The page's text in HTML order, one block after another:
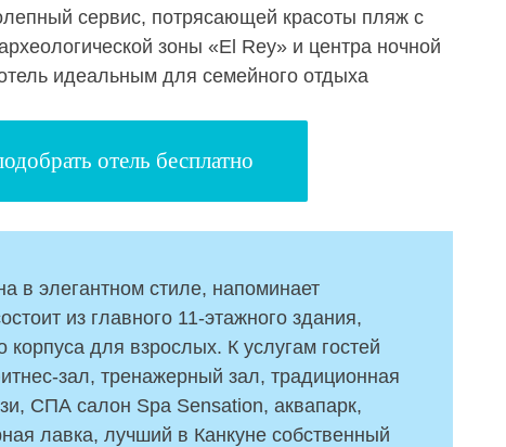
сервис, потрясающей красоты пляж с
зоны «El Rey» и центра ночной
идеальным для семейного отдыха
отель бесплатно
в элегантном стиле, напоминает
из главного 11-этажного здания,
корпуса для взрослых. К услугам гостей
зал, тренажерный зал, традиционная
СПА салон Spa Sensation, аквапарк,
лавка, лучший в Канкуне собственный